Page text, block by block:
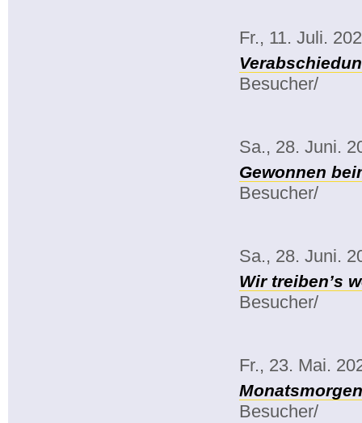
Fr., 11. Juli.
Besucher/
Sa., 28. Juni.
Gewonnen
Besucher/
Sa., 28. Juni.
Wir treiben’s
Besucher/
Fr., 23. Mai.
Besucher/